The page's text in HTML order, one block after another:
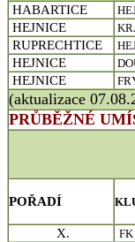
HABARTICE
HEJNICE
RUPRECHTICE
HEJNICE
HEJNICE
(aktualizace
PRŮBĚŽNÉ
POŘADÍ
X. FK